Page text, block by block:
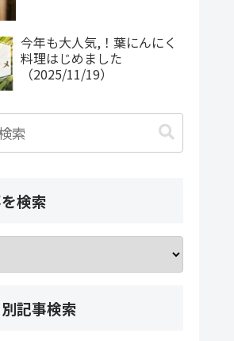
今年も大人気,！葉にんにく
料理はじめました
（2025/11/19）
検索
記事検索